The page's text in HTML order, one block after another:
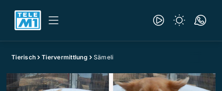
Tierisch Tiervermittlung Sämeli